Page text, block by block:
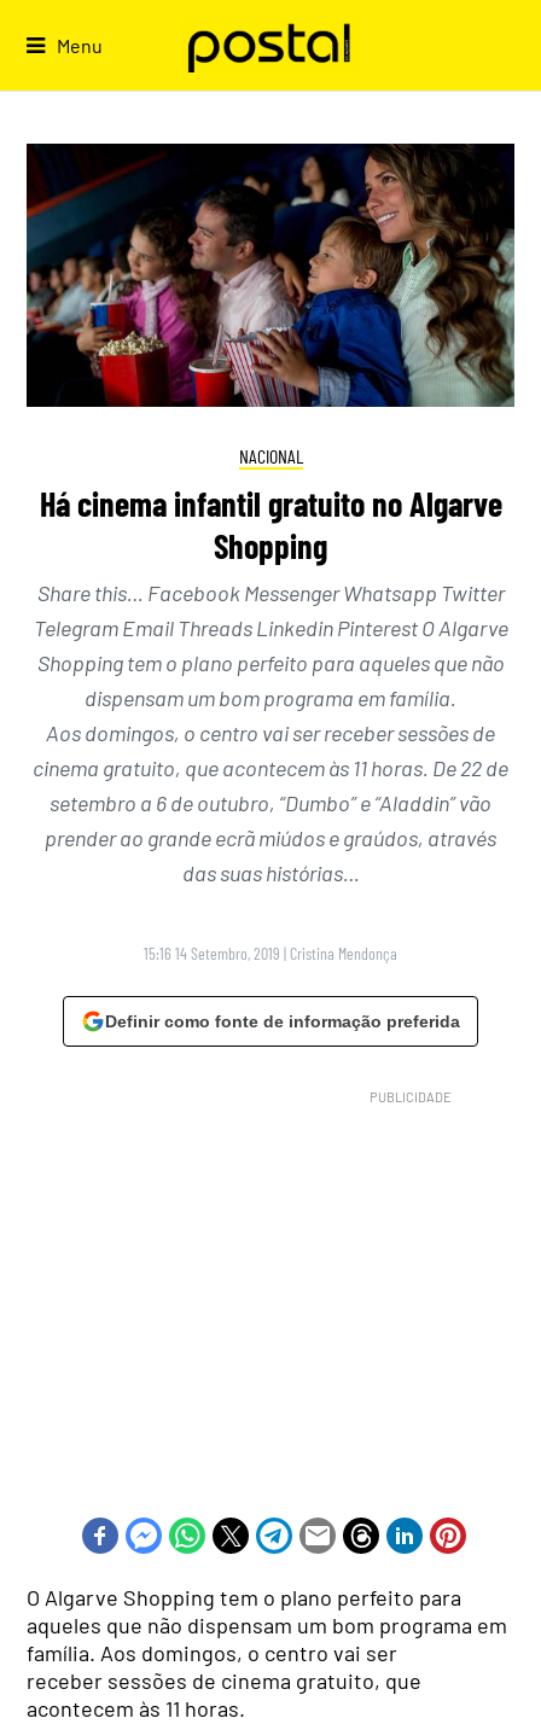
Menu
NACIONAL
Há cinema infantil gratuito no Algarve
Shopping
Share this… Facebook Messenger Whatsapp Twitter
Telegram Email Threads Linkedin Pinterest O Algarve
Shopping tem o plano perfeito para aqueles que não
dispensam um bom programa em família.
Aos domingos, o centro vai ser receber sessões de
cinema gratuito, que acontecem às 11 horas. De 22 de
setembro a 6 de outubro, “Dumbo” e “Aladdin” vão
prender ao grande ecrã miúdos e graúdos, através
das suas histórias…
15:16 14 Setembro, 2019 | Cristina Mendonça
Definir como fonte de informação preferida
O Algarve Shopping tem o plano perfeito para
aqueles que não dispensam um bom programa em
família. Aos domingos, o centro vai ser
receber sessões de cinema gratuito, que
acontecem às 11 horas.